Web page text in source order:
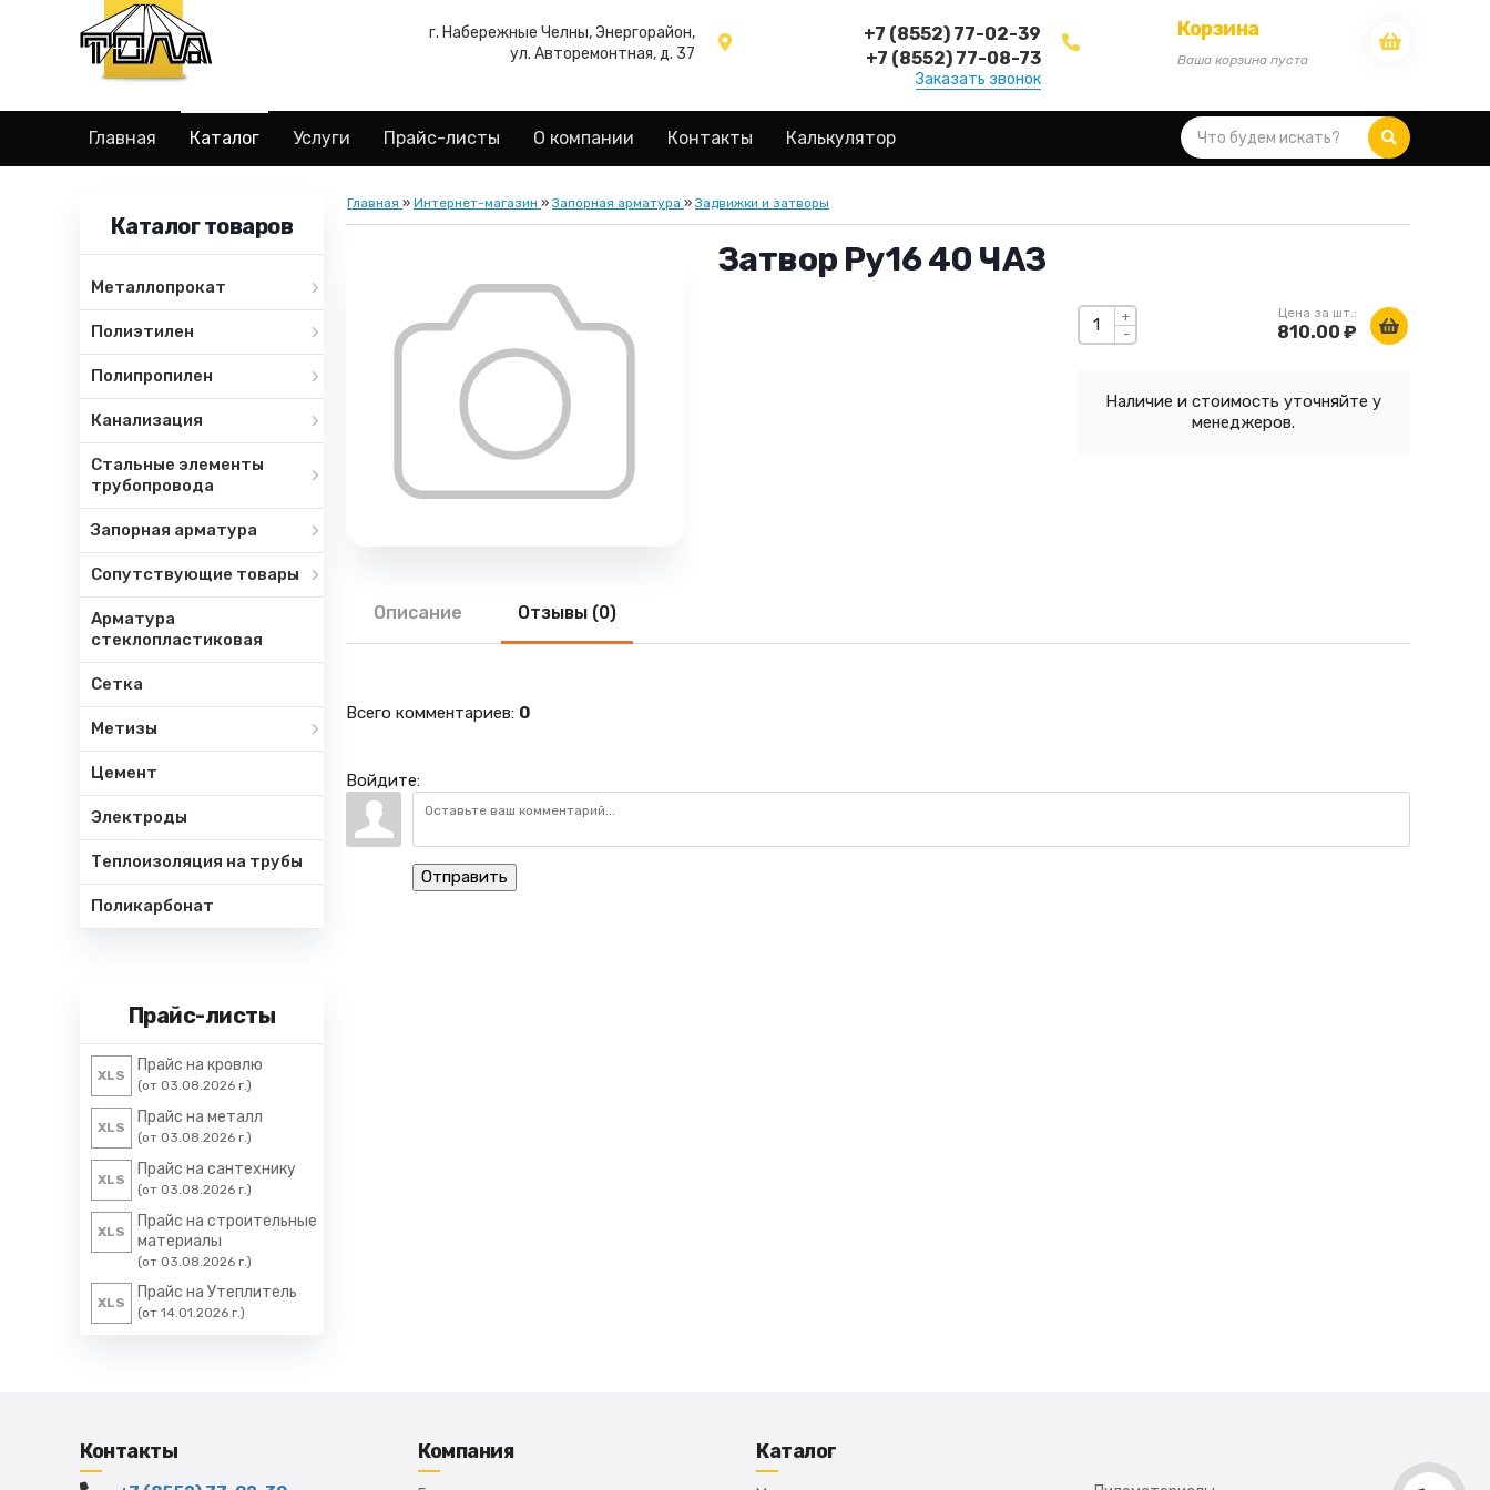
г. Набережные Челны, Энергорайон,
ул. Авторемонтная, д. 37
+7 (8552) 77-02-39
+7 (8552) 77-08-73
Заказать звонок
Корзина
Ваша корзина пуста
Главная Каталог Услуги Прайс-листы О компании Контакты Калькулятор
Каталог товаров
Металлопрокат
Полиэтилен
Полипропилен
Канализация
Стальные элементы
трубопровода
Запорная арматура
Сопутствующие товары
Арматура
стеклопластиковая
Сетка
Метизы
Цемент
Электроды
Теплоизоляция на трубы
Поликарбонат
Прайс-листы
XLS
Прайс на кровлю
(от 03.08.2026 г.)
XLS
Прайс на металл
(от 03.08.2026 г.)
XLS
Прайс на сантехнику
(от 03.08.2026 г.)
XLS
Прайс на строительные
материалы
(от 03.08.2026 г.)
XLS
Прайс на Утеплитель
(от 14.01.2026 г.)
Главная » Интернет-магазин »Запорная арматура »Задвижки и затворы
Затвор Ру16 40 ЧАЗ
-
+ Цена за шт.:
810.00 ₽
Наличие и стоимость уточняйте у
менеджеров.
Описание Отзывы (0)
Всего комментариев: 0
Войдите:
Отправить
Контакты Компания Каталог